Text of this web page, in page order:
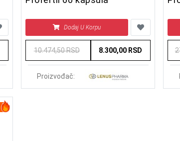
Dodaj U Korpu
10.474,50 RSD 8.300,00 RSD
Proizvođač: